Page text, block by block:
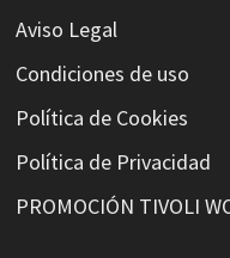
Aviso Legal
Condiciones de uso
Política de Cookies
Política de Privacidad
PROMOCIÓN TIVOLI